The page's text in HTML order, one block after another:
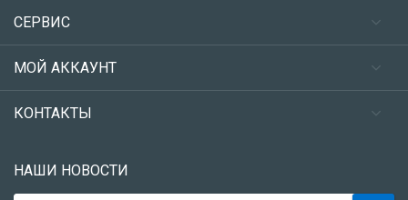
СЕРВИС
МОЙ АККАУНТ
КОНТАКТЫ
НАШИ НОВОСТИ